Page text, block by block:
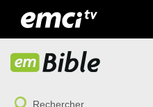
Rechercher